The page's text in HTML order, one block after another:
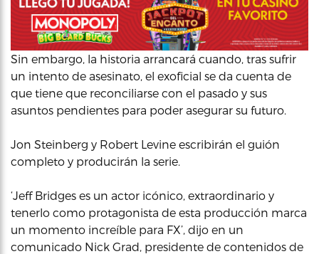
Sin embargo, la historia arrancará cuando, tras sufrir
un intento de asesinato, el exoficial se da cuenta de
que tiene que reconciliarse con el pasado y sus
asuntos pendientes para poder asegurar su futuro.
Jon Steinberg y Robert Levine escribirán el guión
completo y producirán la serie.
‘Jeff Bridges es un actor icónico, extraordinario y
tenerlo como protagonista de esta producción marca
un momento increíble para FX’, dijo en un
comunicado Nick Grad, presidente de contenidos de